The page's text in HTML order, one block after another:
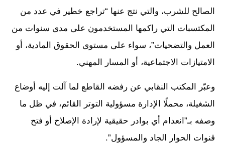
الصالح للشرب، والتي نتج عنها “تراجع خطير في عدد من
المكتسبات التي راكمها المستخدمون على مدى سنوات من
العمل والتضحيات”، سواء على مستوى الحقوق المادية، أو
الامتيازات الاجتماعية، أو المسار المهني.
وعبّر المكتب النقابي عن رفضه القاطع لما آلت إليه أوضاع
الشغيلة، محملًا الإدارة مسؤولية التوتر القائم، في ظل ما
وصفه بـ”انعدام أي بوادر حقيقية لإرادة الإصلاح أو فتح
قنوات الحوار الجاد والمسؤول”.